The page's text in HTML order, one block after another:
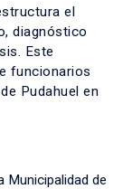
el
diagnóstico
Este
funcionarios
Pudahuel en
Municipalidad de